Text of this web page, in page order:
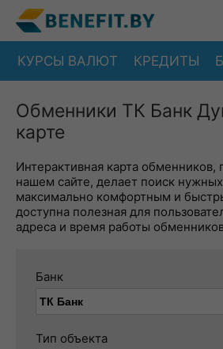
КУРСЫ ВАЛЮТ КРЕДИТЫ
Обменники ТК Банк
карте
Интерактивная карта обменников,
нашем сайте, делает поиск
максимально комфортным и
доступна полезная для
адреса и время работы
Банк
Тип объекта